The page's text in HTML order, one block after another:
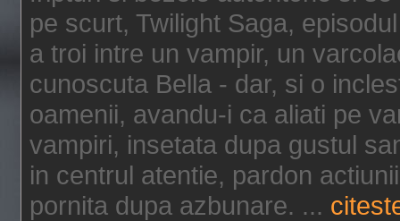
pe scurt, Twilight Saga,
a troi intre un vampir, un
cunoscuta Bella - dar, si o
oamenii, avandu-i ca aliati pe
vampiri, insetata dupa gustul
in centrul atentie, pardon
pornita dupa azbunare. ...